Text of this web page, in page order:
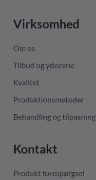
Virksomhed
Om os
Tilbud og ydeevne
Kvalitet
Produktionsmetoder
Behandling og tilpasning
Kontakt
Produkt forespørgsel